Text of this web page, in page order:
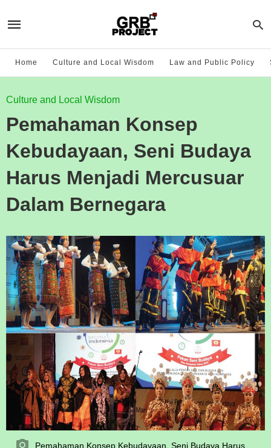
Home Culture and Local Wisdom Law and Public Policy
Culture and Local Wisdom
Pemahaman Konsep
Kebudayaan, Seni Budaya
Harus Menjadi Mercusuar
Dalam Bernegara
Pemahaman Konsep Kebudayaan, Seni Budaya Harus